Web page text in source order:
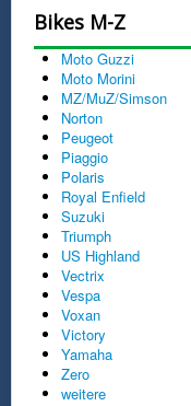
Bikes M-Z
Moto Guzzi
Moto Morini
MZ/MuZ/Simson
Norton
Peugeot
Piaggio
Polaris
Royal Enfield
Suzuki
Triumph
US Highland
Vectrix
Vespa
Voxan
Victory
Yamaha
Zero
weitere